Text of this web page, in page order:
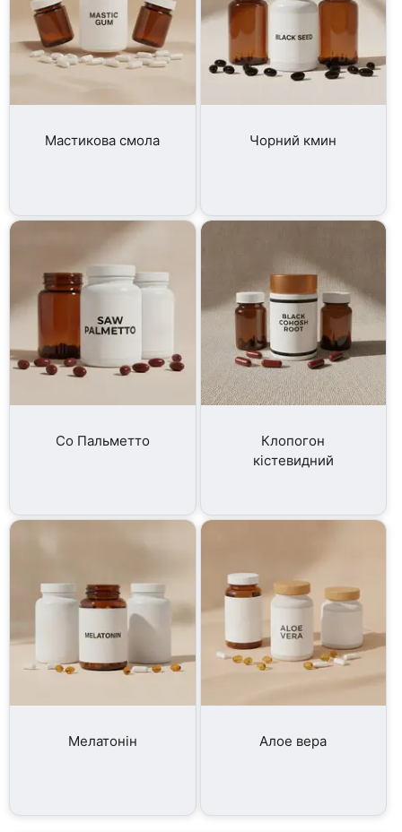
Мастикова смола Чорний кмин
Со Пальметто
Клопогон
кістевидний
Мелатонін Алое вера